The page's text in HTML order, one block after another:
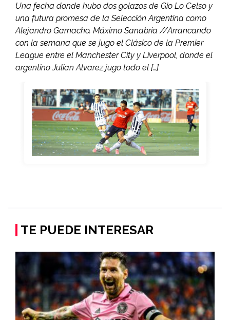
Una fecha donde hubo dos golazos de Gio Lo Celso y
una futura promesa de la Selección Argentina como
Alejandro Garnacho. Máximo Sanabria //Arrancando
con la semana que se jugo el Clásico de la Premier
League entre el Manchester City y Liverpool, donde el
argentino Julian Alvarez jugo todo el […]
TE PUEDE INTERESAR